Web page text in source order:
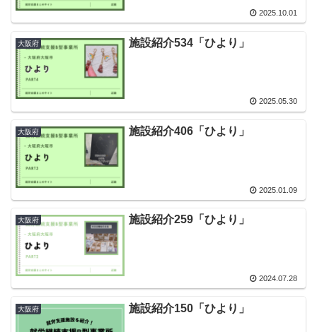
2025.10.01
大阪府 施設紹介534「ひより」
2025.05.30
大阪府 施設紹介406「ひより」
2025.01.09
大阪府 施設紹介259「ひより」
2024.07.28
大阪府 施設紹介150「ひより」